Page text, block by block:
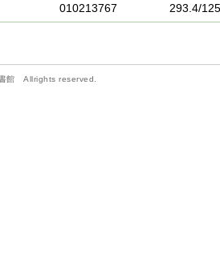
010213767 293.4/
館 Allrights reserved.